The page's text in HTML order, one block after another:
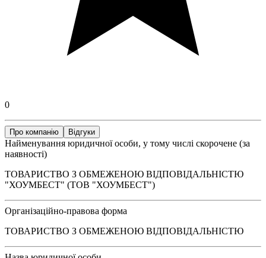
0
Про компанію Відгуки
Найменування юридичної особи, у тому числі скорочене (за
наявності)
ТОВАРИСТВО З ОБМЕЖЕНОЮ ВІДПОВІДАЛЬНІСТЮ
"ХОУМБЕСТ" (ТОВ "ХОУМБЕСТ")
Організаційно-правова форма
ТОВАРИСТВО З ОБМЕЖЕНОЮ ВІДПОВІДАЛЬНІСТЮ